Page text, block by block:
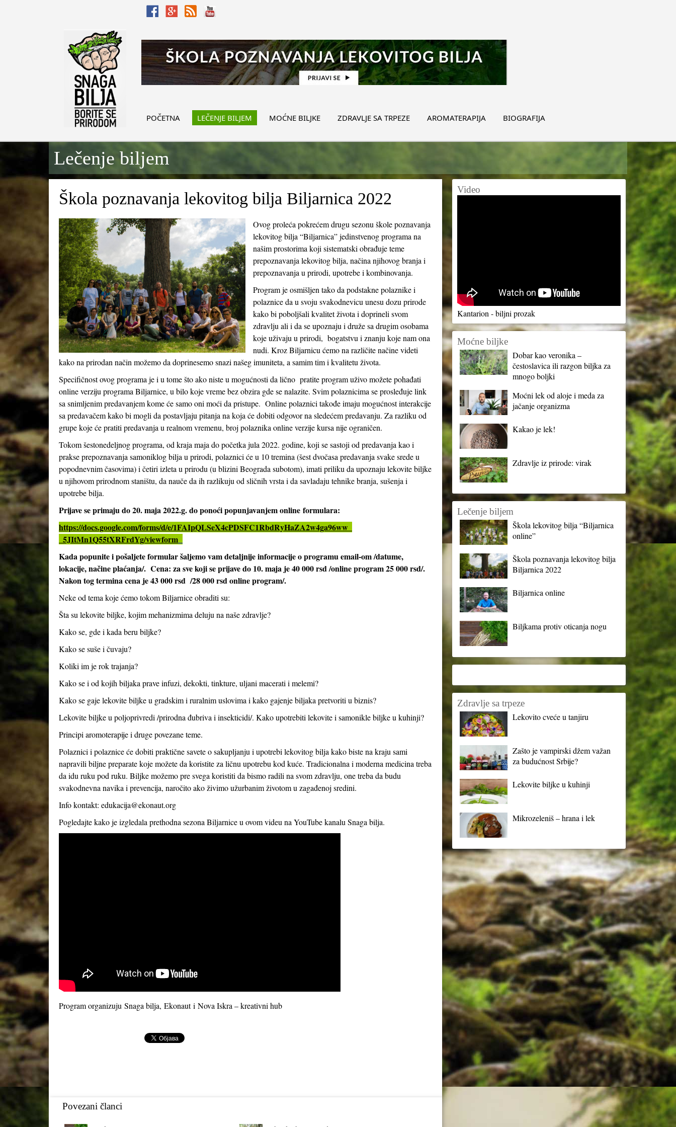
POČETNA LEČENJE BILJEM MOĆNE BILJKE ZDRAVLJE SA TRPEZE AROMATERAPIJA BIOGRAFIJA
Lečenje biljem
Škola poznavanja lekovitog bilja Biljarnica 2022
Ovog proleća pokrećem drugu sezonu škole poznavanja
lekovitog bilja “Biljarnica” jedinstvenog programa na
našim prostorima koji sistematski obrađuje teme
prepoznavanja lekovitog bilja, načina njihovog branja i
prepoznavanja u prirodi, upotrebe i kombinovanja.
Program je osmišljen tako da podstakne polaznike i
polaznice da u svoju svakodnevicu unesu dozu prirode
kako bi poboljšali kvalitet života i doprineli svom
zdravlju ali i da se upoznaju i druže sa drugim osobama
koje uživaju u prirodi, bogatstvu i znanju koje nam ona
nudi. Kroz Biljarnicu ćemo na različite načine videti
kako na prirodan način možemo da doprinesemo snazi našeg imuniteta, a samim tim i kvalitetu života.
Specifičnost ovog programa je i u tome što ako niste u mogućnosti da lično pratite program uživo možete pohađati
online verziju programa Biljarnice, u bilo koje vreme bez obzira gde se nalazite. Svim polaznicima se prosleđuje link
sa snimljenim predavanjem kome će samo oni moći da pristupe. Online polaznici takođe imaju mogućnost interakcije
sa predavačem kako bi mogli da postavljaju pitanja na koja će dobiti odgovor na sledećem predavanju. Za razliku od
grupe koje će pratiti predavanja u realnom vremenu, broj polaznika online verzije kursa nije ograničen.
Tokom šestonedeljnog programa, od kraja maja do početka jula 2022. godine, koji se sastoji od predavanja kao i
prakse prepoznavanja samoniklog bilja u prirodi, polaznici će u 10 tremina (šest dvočasa predavanja svake srede u
popodnevnim časovima) i četiri izleta u prirodu (u blizini Beograda subotom), imati priliku da upoznaju lekovite biljke
u njihovom prirodnom staništu, da nauče da ih razlikuju od sličnih vrsta i da savladaju tehnike branja, sušenja i
upotrebe bilja.
Prijave se primaju do 20. maja 2022.g. do ponoći popunjavanjem online formulara:
https://docs.google.com/forms/d/e/1FAIpQLSeX4cPDSFC1RbdRyHaZA2w4ga96ww_
_5JItMn1Q55tXRFrdYg/viewform
Kada popunite i pošaljete formular šaljemo vam detaljnije informacije o programu email-om /datume,
lokacije, načine plaćanja/. Cena: za sve koji se prijave do 10. maja je 40 000 rsd /online program 25 000 rsd/.
Nakon tog termina cena je 43 000 rsd /28 000 rsd online program/.
Neke od tema koje ćemo tokom Biljarnice obraditi su:
Šta su lekovite biljke, kojim mehanizmima deluju na naše zdravlje?
Kako se, gde i kada beru biljke?
Kako se suše i čuvaju?
Koliki im je rok trajanja?
Kako se i od kojih biljaka prave infuzi, dekokti, tinkture, uljani macerati i melemi?
Kako se gaje lekovite biljke u gradskim i ruralnim uslovima i kako gajenje biljaka pretvoriti u biznis?
Lekovite biljke u poljoprivredi /prirodna đubriva i insekticidi/. Kako upotrebiti lekovite i samonikle biljke u kuhinji?
Principi aromoterapije i druge povezane teme.
Polaznici i polaznice će dobiti praktične savete o sakupljanju i upotrebi lekovitog bilja kako biste na kraju sami
napravili biljne preparate koje možete da koristite za ličnu upotrebu kod kuće. Tradicionalna i moderna medicina treba
da idu ruku pod ruku. Biljke možemo pre svega koristiti da bismo radili na svom zdravlju, one treba da budu
svakodnevna navika i prevencija, naročito ako živimo užurbanim životom u zagađenoj sredini.
Info kontakt: edukacija@ekonaut.org
Pogledajte kako je izgledala prethodna sezona Biljarnice u ovom videu na YouTube kanalu Snaga bilja.
Program organizuju Snaga bilja, Ekonauti Nova Iskra – kreativni hub
Povezani članci
Video
Kantarion - biljni prozak
Moćne biljke
Dobar kao veronika –
čestoslavica ili razgon biljka za
mnogo boljki
Moćni lek od aloje i meda za
jačanje organizma
Kakao je lek!
Zdravlje iz prirode: virak
Lečenje biljem
Škola lekovitog bilja “Biljarnica
online”
Škola poznavanja lekovitog bilja
Biljarnica 2022
Biljarnica online
Biljkama protiv oticanja nogu
Zdravlje sa trpeze
Lekovito cveće u tanjiru
Zašto je vampirski džem važan
za budućnost Srbije?
Lekovite biljke u kuhinji
Mikrozeleniš – hrana i lek